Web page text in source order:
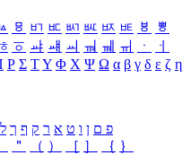
ㅱ ㅲ ㅳ ㅴ ㅵ ㅶ ㅷ ㅸ
ㅹ
ㆆ ㆇ ㆈ ㆉ ㆊ ㆋ ㆌ ㆍ
ㆎ
Ρ Σ ΤΥ Φ Χ Ψ Ω α β γ δ ε ζ η
פ ם ן ו ט א ר ק ף ך ל
＂ （ ） ［ ］ ｛ ｝